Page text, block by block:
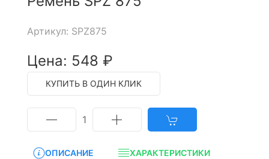
Артикул: SPZ875
Цена: 548 ₽
КУПИТЬ В ОДИН КЛИК
1
ОПИСАНИЕ
ХАРАКТЕРИСТИКИ